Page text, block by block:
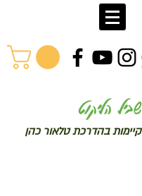
שביל הליקוט
בהדרכת טלאור כהן